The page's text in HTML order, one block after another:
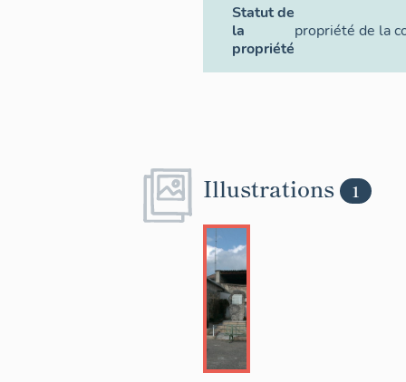
Statut de
la
propriété
propriété de la
Illustrations 1